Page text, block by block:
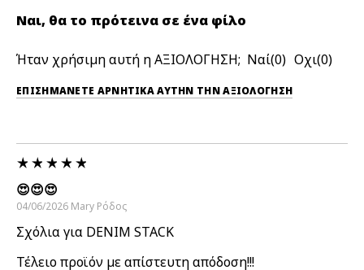
Ναι, θα το πρότεινα σε ένα φίλο
Ήταν χρήσιμη αυτή η ΑΞΙΟΛΟΓΗΣΗ; 0 0
ΕΠΙΣΗΜΆΝΕΤΕ ΑΡΝΗΤΙΚΆ ΑΥΤΉΝ ΤΗΝ ΑΞΙΟΛΟΓΗΣΗ
😍😍😍
04/06/2026 Mary Ρόδος
Σχόλια για DENIM STACK
Τέλειο προϊόν με απίστευτη απόδοση!!!